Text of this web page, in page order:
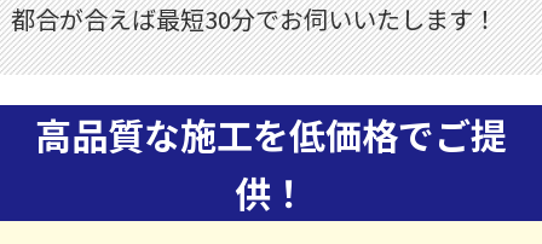
都合が合えば最短30分でお伺いいたします！
高品質な施工を低価格でご提
供！